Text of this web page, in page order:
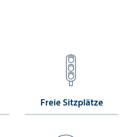
Freie Sitzplätze